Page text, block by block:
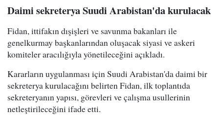
Daimi sekreterya Suudi Arabistan'da kurulacak
Fidan, ittifakın dışişleri ve savunma bakanları ile
genelkurmay başkanlarından oluşacak siyasi ve askeri
komiteler aracılığıyla yönetileceğini açıkladı.
Kararların uygulanması için Suudi Arabistan'da daimi bir
sekreterya kurulacağını belirten Fidan, ilk toplantıda
sekreteryanın yapısı, görevleri ve çalışma usullerinin
netleştirileceğini ifade etti.